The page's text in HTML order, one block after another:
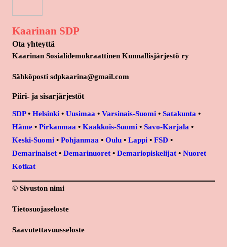
Kaarinan SDP
Ota yhteyttä
Kaarinan Sosialidemokraattinen Kunnallisjärjestö ry
Sähköposti sdpkaarina@gmail.com
Piiri- ja sisarjärjestöt
SDP• Helsinki • Uusimaa • Varsinais-Suomi • Satakunta •
Häme • Pirkanmaa • Kaakkois-Suomi • Savo-Karjala •
Keski-Suomi • Pohjanmaa • Oulu • Lappi • FSD •
Demarinaiset • Demarinuoret • Demariopiskelijat • Nuoret
Kotkat
© Sivuston nimi
Tietosuojaseloste
Saavutettavuusseloste